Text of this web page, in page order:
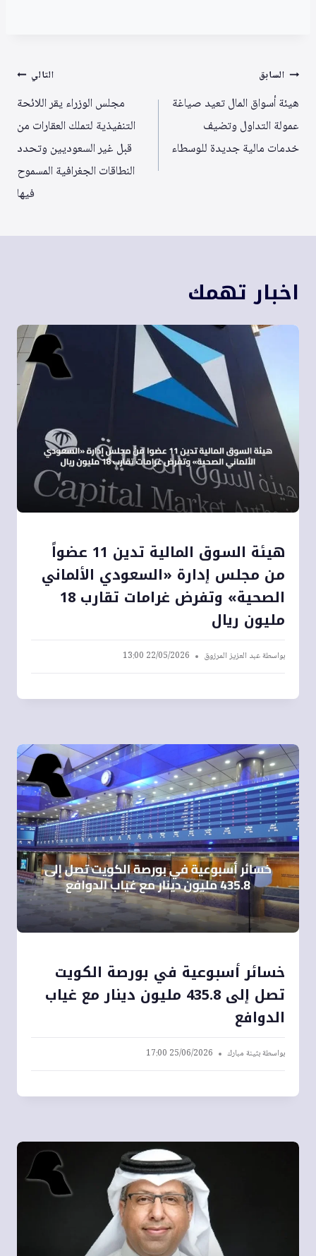
تصفّح
المقالات
السابق
هيئة أسواق المال تعيد صياغة
عمولة التداول وتضيف
خدمات مالية جديدة للوسطاء
التالي
مجلس الوزراء يقر اللائحة
التنفيذية لتملك العقارات من
قبل غير السعوديين وتحدد
النطاقات الجغرافية المسموح
فيها
اخبار تهمك
هيئة السوق المالية تدين 11 عضواً
من مجلس إدارة «السعودي الألماني
الصحية» وتفرض غرامات تقارب 18
مليون ريال
بواسطةعبد العزيز المرزوق 22/05/2026 13:00
خسائر أسبوعية في بورصة الكويت
تصل إلى 435.8 مليون دينار مع غياب
الدوافع
بواسطةبثينة مبارك 25/06/2026 17:00